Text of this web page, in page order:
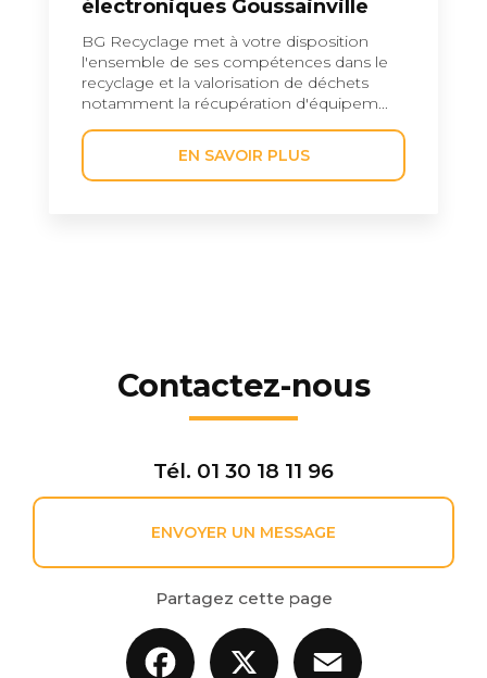
électroniques Goussainville
BG Recyclage met à votre disposition
l'ensemble de ses compétences dans le
recyclage et la valorisation de déchets
notamment la récupération d'équipem...
EN SAVOIR PLUS
Contactez-nous
Tél. 01 30 18 11 96
ENVOYER UN MESSAGE
Partagez cette page
Facebook